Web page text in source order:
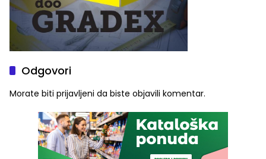
Odgovori
Morate biti prijavljeni da biste objavili komentar.